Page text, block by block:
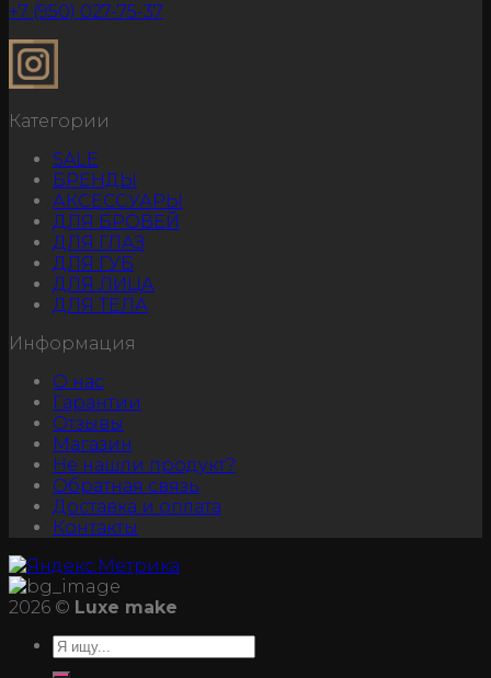
+7 (950) 027-75-37
Категории
SALE
БРЕНДЫ
АКСЕССУАРЫ
ДЛЯ БРОВЕЙ
ДЛЯ ГЛАЗ
ДЛЯ ГУБ
ДЛЯ ЛИЦА
ДЛЯ ТЕЛА
Информация
О нас
Гарантии
Отзывы
Магазин
Не нашли продукт?
Обратная связь
Доставка и оплата
Контакты
2026 © Luxe make